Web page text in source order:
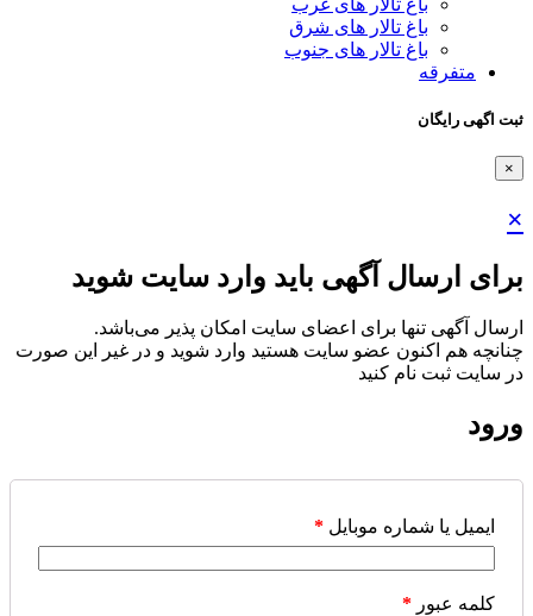
باغ تالار های غرب
باغ تالار های شرق
باغ تالار های جنوب
متفرقه
ثبت اگهی رایگان
×
×
برای ارسال آگهی باید وارد سایت شوید
ارسال آگهی تنها برای اعضای سایت امکان پذیر می‌باشد.
چنانچه هم‌ اکنون عضو سایت هستید وارد شوید و در غیر این صورت
در سایت ثبت نام کنید
ورود
ایمیل یا شماره موبایل *
کلمه عبور *